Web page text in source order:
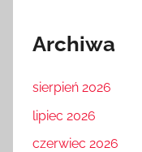
Archiwa
sierpień 2026
lipiec 2026
czerwiec 2026